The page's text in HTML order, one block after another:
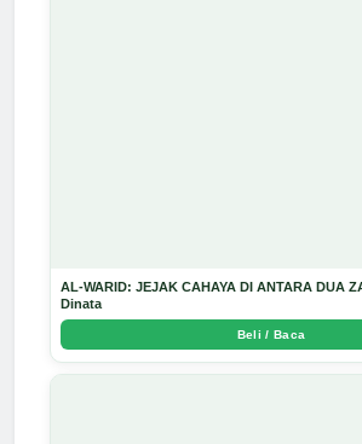
AL-WARID: JEJAK CAHAYA DI ANTARA DUA
Dinata
Beli / Baca